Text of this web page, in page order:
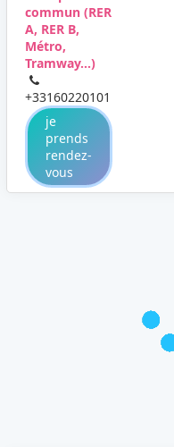
commun (RER
A, RER B,
Métro,
Tramway...)
+33160220101
je
prends
rendez-
vous